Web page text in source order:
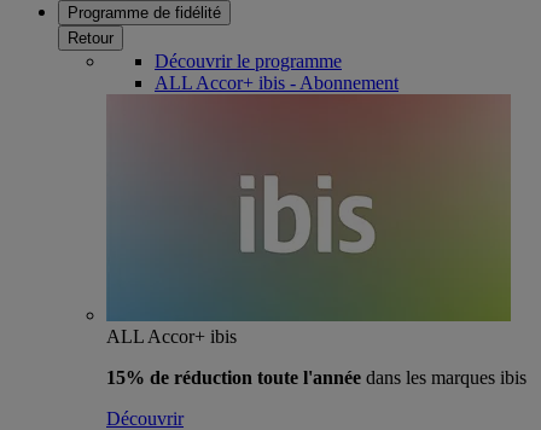
Programme de fidélité
Retour
Découvrir le programme
ALL Accor+ ibis - Abonnement
ALL Accor+ ibis
15% de réduction toute l'année dans les marques ibis
Découvrir